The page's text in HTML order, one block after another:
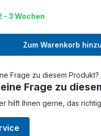
- 3 Wochen
Zum Warenkorb
Frage zu
hilft Ihnen gerne, das